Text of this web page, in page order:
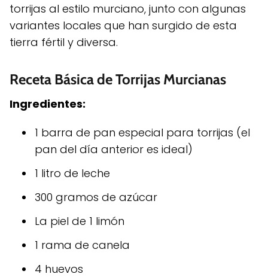
torrijas al estilo murciano, junto con algunas
variantes locales que han surgido de esta
tierra fértil y diversa.
Receta Básica de Torrijas Murcianas
Ingredientes:
1 barra de pan especial para torrijas (el
pan del día anterior es ideal)
1 litro de leche
300 gramos de azúcar
La piel de 1 limón
1 rama de canela
4 huevos